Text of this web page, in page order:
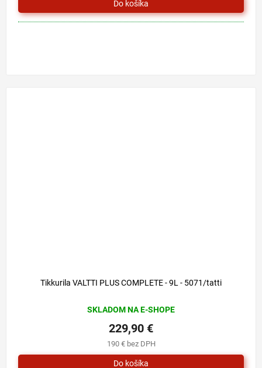
Tikkurila VALTTI PLUS COMPLETE - 9L - 5071/tatti
SKLADOM NA E-SHOPE
190 € bez DPH
229,90 €